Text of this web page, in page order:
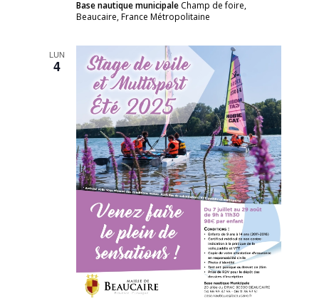
Base nautique municipale Champ de foire,
Beaucaire, France Métropolitaine
LUN
4